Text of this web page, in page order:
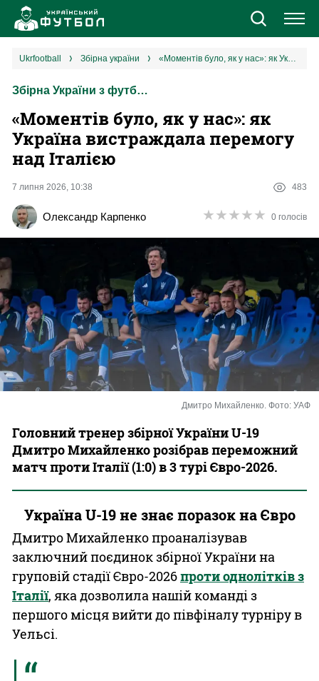
Новини
Збірна
Єврокубки
2 ліга
Різне
Букмекери
Казино
ukrfootball збірна україни «Моментів було, як у нас»: як Україна вистраждала перемогу над Італією
Збірна України з футболу
«Моментів було, як у нас»: як
Україна вистраждала перемогу
над Італією
7 липня 2026, 10:38 483
Олександр Карпенко ★★★★★
★★★★★ 0 голосів
Дмитро Михайленко. Фото: УАФ
Головний тренер збірної України U-19
Дмитро Михайленко розібрав переможний
матч проти Італії (1:0) в 3 турі Євро-2026.
Україна U-19 не знає поразок на Євро
Дмитро Михайленко проаналізував
заключний поєдинок збірної України на
груповій стадії Євро-2026проти однолітків з
Італії, яка дозволила нашій команді з
першого місця вийти до півфіналу турніру в
Уельсі.